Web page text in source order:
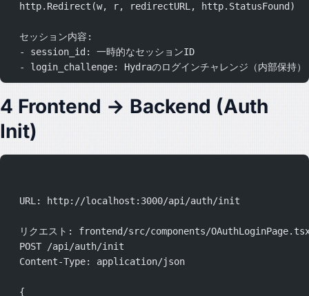
  http.Redirect(w, r, redirectURL, http.StatusFound)
  セッション内容:
  - session_id: 一時的なセッションID
  - login_challenge: Hydraのログインチャレンジ（内部保持）
4 Frontend → Backend (Auth
Init)
  URL: http://localhost:3000/api/auth/init
リクエスト: frontend/src/components/
  POST /api/auth/init
  Content-Type: application/json
  {